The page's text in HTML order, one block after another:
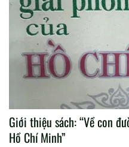
Giới thiệu sách: “Về con
Hồ Chí Minh”